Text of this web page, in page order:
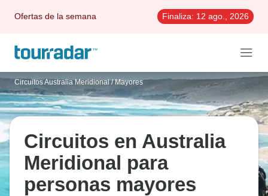
Ofertas de la semana Finaliza: 12 ago., 2026
Circuitos Australia Meridional / Mayores
Circuitos en Australia
Meridional para
personas mayores